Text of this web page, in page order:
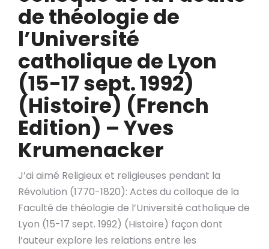
de théologie de
l’Université
catholique de Lyon
(15-17 sept. 1992)
(Histoire) (French
Edition) – Yves
Krumenacker
J’ai aimé Religieux et religieuses pendant la
Révolution (1770-1820): Actes du colloque de la
Faculté de théologie de l’Université catholique de
Lyon (15-17 sept. 1992) (Histoire) façon dont
l’auteur explore les relations entre les